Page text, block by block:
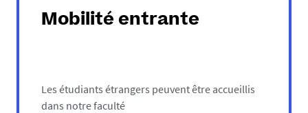
Mobilité entrante
Les étudiants étrangers peuvent être accueillis
dans notre faculté